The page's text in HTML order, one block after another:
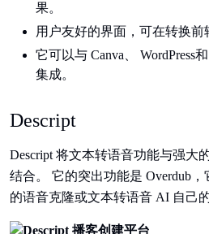
果。
用户友好的界面，可在转换前
它可以与 Canva、 WordPress
集成。
Descript
Descript 将文本转语音功能与强大
结合。 它的突出功能是 Overdub
的语音克隆或文本转语音 AI 自己